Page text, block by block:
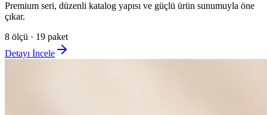
Premium seri, düzenli katalog yapısı ve güçlü ürün sunumuyla öne
çıkar.
8 ölçü · 19 paket
Detayı İncele